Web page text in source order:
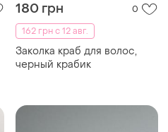
180 грн
0
162 грн с 12 авг.
Заколка краб для волос,
черный крабик